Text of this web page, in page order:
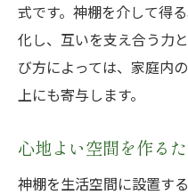
式です。神棚を介して得
化し、互いを支え合う力
び方によっては、家庭内
上にも寄与します。
心地よい空間を作る
神棚を生活空間に設置す